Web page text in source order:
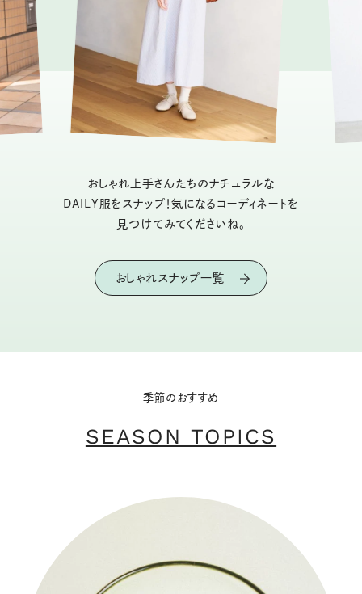
おしゃれ上手さんたちのナチュラルな
DAILY服をスナップ！気になるコーディネートを
見つけてみてくださいね。
おしゃれスナップ一覧
季節のおすすめ
SEASON TOPICS